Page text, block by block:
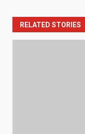
RELATED STORIES